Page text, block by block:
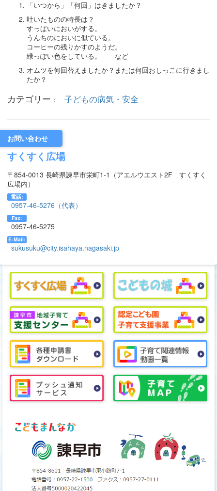
「いつから」「何回」はきましたか？
吐いたものの特長は？
すっぱいにおいがする。
うんちのにおいに似ている。
コーヒーの残りかすのようだ。
緑っぽい色をしている。 など
オムツを何回替えましたか？または何回おしっこに行きまし
たか？
カテゴリー 子どもの病気・安全
お問い合わせ
すくすく広場
〒854-0013 長崎県諫早市栄町1-1（アエルウエスト2F すくすく
広場内）
電話:
0957-46-5276（代表）
Fax:
0957-46-5275
E-Mail:
sukusuku@city.isahaya.nagasaki.jp